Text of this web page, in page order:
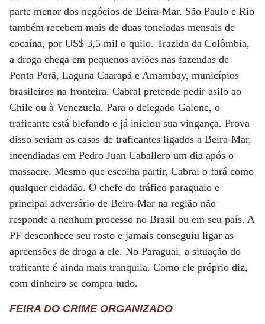
parte menor dos negócios de Beira-Mar. São Paulo e Rio
também recebem mais de duas toneladas mensais de
cocaína, por US$ 3,5 mil o quilo. Trazida da Colômbia,
a droga chega em pequenos aviões nas fazendas de
Ponta Porã, Laguna Caarapã e Amambay, municípios
brasileiros na fronteira. Cabral pretende pedir asilo ao
Chile ou à Venezuela. Para o delegado Galone, o
traficante está blefando e já iniciou sua vingança. Prova
disso seriam as casas de traficantes ligados a Beira-Mar,
incendiadas em Pedro Juan Caballero um dia após o
massacre. Mesmo que escolha partir, Cabral o fará como
qualquer cidadão. O chefe do tráfico paraguaio e
principal adversário de Beira-Mar na região não
responde a nenhum processo no Brasil ou em seu país. A
PF desconhece seu rosto e jamais conseguiu ligar as
apreensões de droga a ele. No Paraguai, a situação do
traficante é ainda mais tranquila. Como ele próprio diz,
com dinheiro se compra tudo.
FEIRA DO CRIME ORGANIZADO